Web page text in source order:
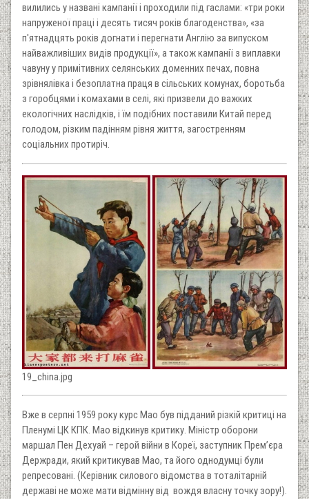
вилились у названі кампанії і проходили під гаслами: «три роки
напруженої праці і десять тисяч років благоденства», «за
п'ятнадцять років догнати і перегнати Англію за випуском
найважливіших видів продукції», а також кампанії з виплавки
чавуну у примітивних селянських доменних печах, повна
зрівнялівка і безоплатна праця в сільських комунах, боротьба
з горобцями і комахами в селі, які призвели до важких
екологічних наслідків, і їм подібних поставили Китай перед
голодом, різким падінням рівня життя, загостренням
соціальних протиріч.
19_china.jpg
Вже в серпні 1959 року курс Мао був підданий різкій критиці на
Пленумі ЦК КПК. Мао відкинув критику. Міністр оборони
маршал Пен Дехуай – герой війни в Кореї, заступник Прем’єра
Держради, який критикував Мао, та його однодумці були
репресовані. (Керівник силового відомства в тоталітарній
державі не може мати відмінну від вождя власну точку зору!).